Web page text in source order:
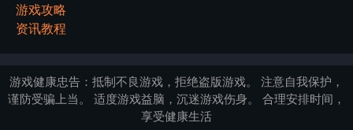
游戏攻略
资讯教程
游戏健康忠告：抵制不良游戏，拒绝盗版游戏。 注意自我保护，
谨防受骗上当。 适度游戏益脑，沉迷游戏伤身。 合理安排时间，
享受健康生活